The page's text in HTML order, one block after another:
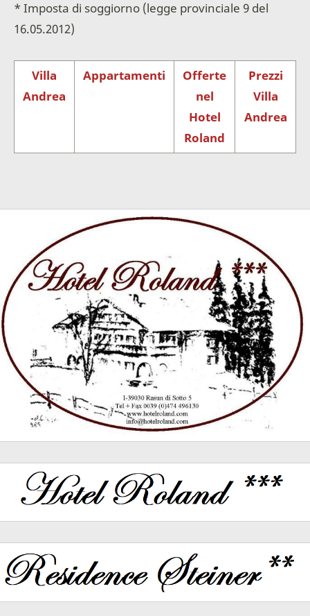
* Imposta di soggiorno (legge provinciale 9 del
16.05.2012)
Villa
Andrea
Appartamenti
Offerte
nel
Hotel
Roland
Prezzi
Villa
Andrea